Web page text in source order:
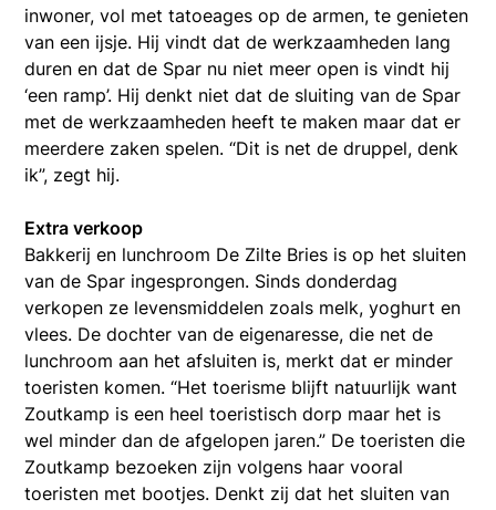
inwoner, vol met tatoeages op de armen, te genieten
van een ijsje. Hij vindt dat de werkzaamheden lang
duren en dat de Spar nu niet meer open is vindt hij
‘een ramp’. Hij denkt niet dat de sluiting van de Spar
met de werkzaamheden heeft te maken maar dat er
meerdere zaken spelen. “Dit is net de druppel, denk
ik”, zegt hij.
Extra verkoop
Bakkerij en lunchroom De Zilte Bries is op het sluiten
van de Spar ingesprongen. Sinds donderdag
verkopen ze levensmiddelen zoals melk, yoghurt en
vlees. De dochter van de eigenaresse, die net de
lunchroom aan het afsluiten is, merkt dat er minder
toeristen komen. “Het toerisme blijft natuurlijk want
Zoutkamp is een heel toeristisch dorp maar het is
wel minder dan de afgelopen jaren.” De toeristen die
Zoutkamp bezoeken zijn volgens haar vooral
toeristen met bootjes. Denkt zij dat het sluiten van